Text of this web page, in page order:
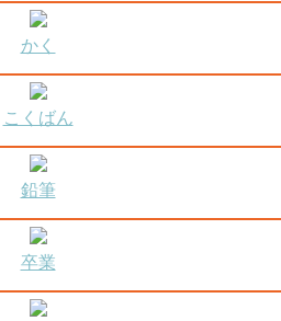
かく
こくばん
鉛筆
卒業